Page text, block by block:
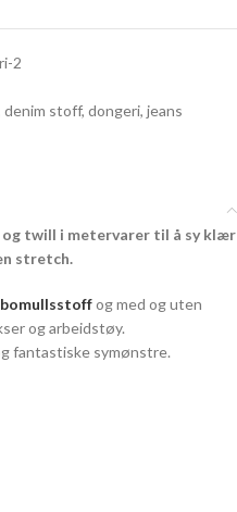
2
denim stoff, dongeri, jeans
og twill i metervarer til å sy klær
stretch.
bomullsstoffog med og uten
og arbeidstøy.
fantastiske symønstre.